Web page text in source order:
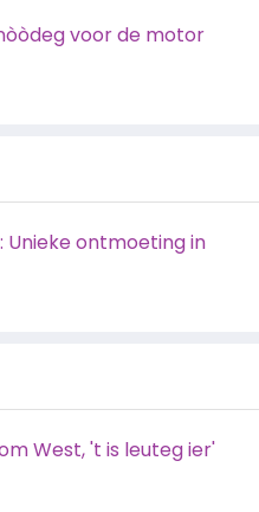
voor de motor
Unieke ontmoeting in
West, 't is leuteg ier'